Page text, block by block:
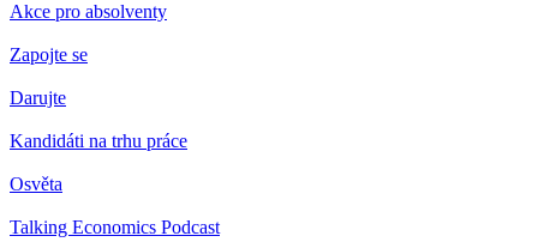
Akce pro absolventy
Zapojte se
Darujte
Kandidáti na trhu práce
Osvěta
Talking Economics Podcast